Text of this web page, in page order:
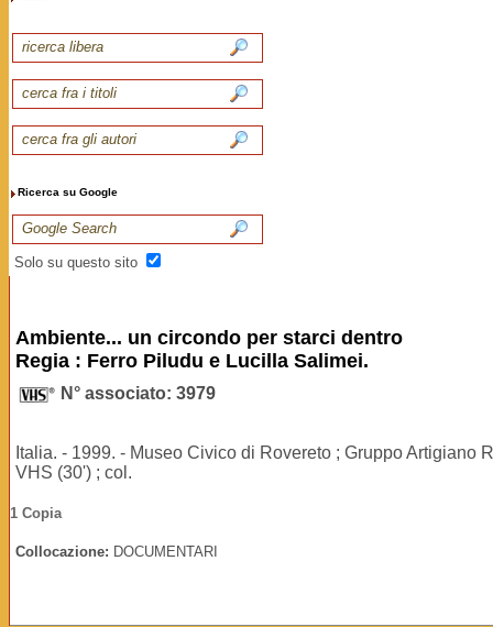
Ricerca su Google
Solo su questo sito
Ambiente... un circondo per starci dentro
Regia : Ferro Piludu e Lucilla Salimei.
N° associato: 3979
Italia. - 1999. - Museo Civico di Rovereto ; Gruppo Artigiano
VHS (30') ; col.
1 Copia
Collocazione: DOCUMENTARI